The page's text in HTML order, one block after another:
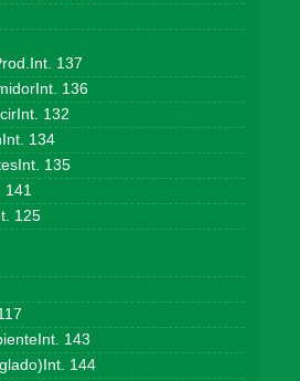
137
136
132
134
135
141
125
143
144